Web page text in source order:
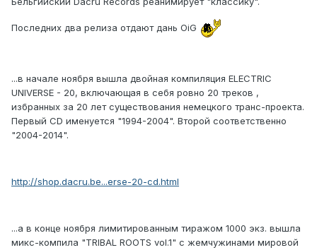
Последних два релиза отдают дань OiG
...в начале ноября вышла двойная компиляция ELECTRIC
UNIVERSE - 20, включающая в себя ровно 20 треков ,
избранных за 20 лет существования немецкого транс-проекта.
Первый CD именуется "1994-2004". Второй соответственно
"2004-2014".
http://shop.dacru.be...erse-20-cd.html
...а в конце ноября лимитированным тиражом 1000 экз. вышла
микс-компила "TRIBAL ROOTS vol.1" с жемчужинами мировой